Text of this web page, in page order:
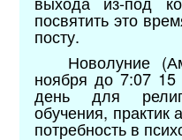
посвятить это
посту.
Новолуние
ноября до 7:07 15
день для
обучения, практик
потребность в